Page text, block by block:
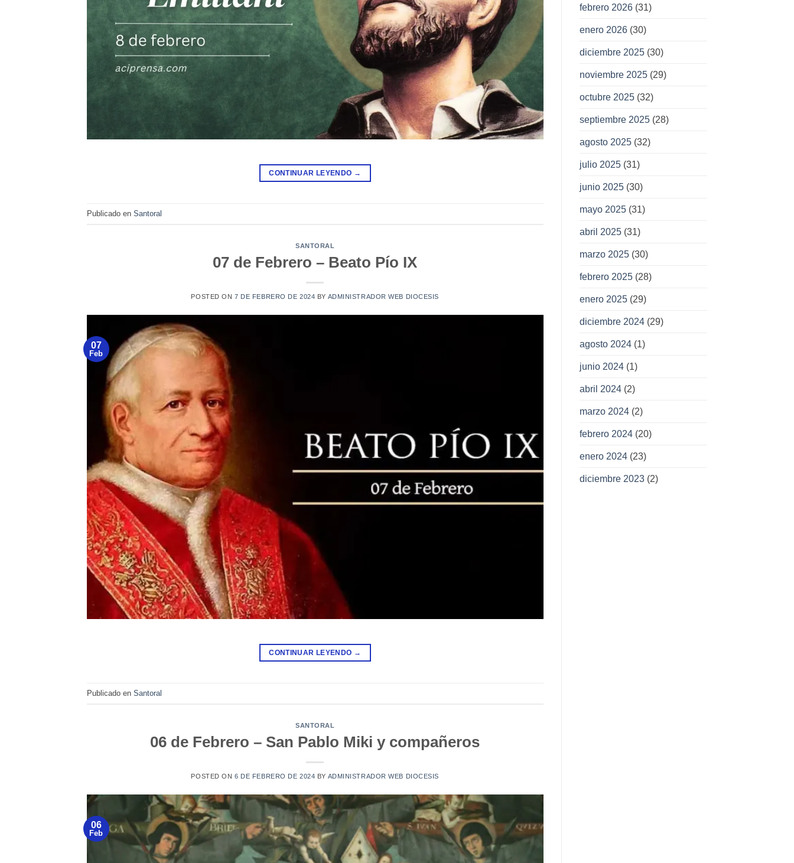
CONTINUAR LEYENDO →
Publicado en Santoral
SANTORAL
07 de Febrero – Beato Pío IX
POSTED ON7 DE FEBRERO DE 2024 BY ADMINISTRADOR WEB DIOCESIS
07
Feb
CONTINUAR LEYENDO →
Publicado en Santoral
SANTORAL
06 de Febrero – San Pablo Miki y compañeros
POSTED ON6 DE FEBRERO DE 2024 BY ADMINISTRADOR WEB DIOCESIS
06
Feb
febrero 2026(31)
enero 2026(30)
diciembre 2025(30)
noviembre 2025(29)
octubre 2025(32)
septiembre 2025(28)
agosto 2025(32)
julio 2025(31)
junio 2025(30)
mayo 2025(31)
abril 2025(31)
marzo 2025(30)
febrero 2025(28)
enero 2025(29)
diciembre 2024(29)
agosto 2024(1)
junio 2024(1)
abril 2024(2)
marzo 2024(2)
febrero 2024(20)
enero 2024(23)
diciembre 2023(2)